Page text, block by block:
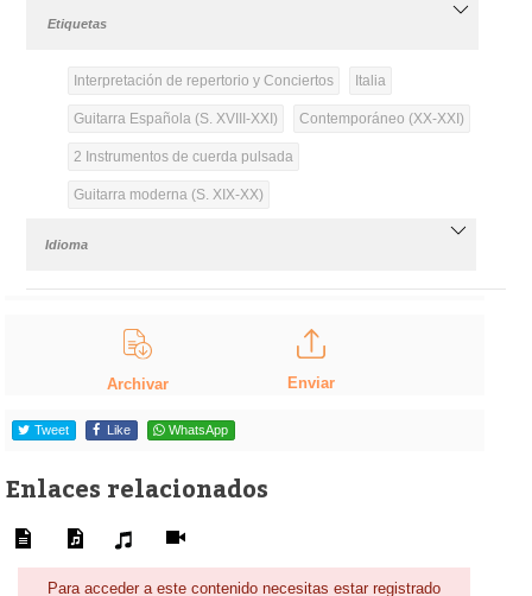
Etiquetas
Interpretación de repertorio y Conciertos Italia
Guitarra Española (S. XVIII-XXI) Contemporáneo (XX-XXI)
2 Instrumentos de cuerda pulsada
Guitarra moderna (S. XIX-XX)
Idioma
Archivar Enviar
Tweet Like WhatsApp
Enlaces relacionados
Para acceder a este contenido necesitas estar registrado